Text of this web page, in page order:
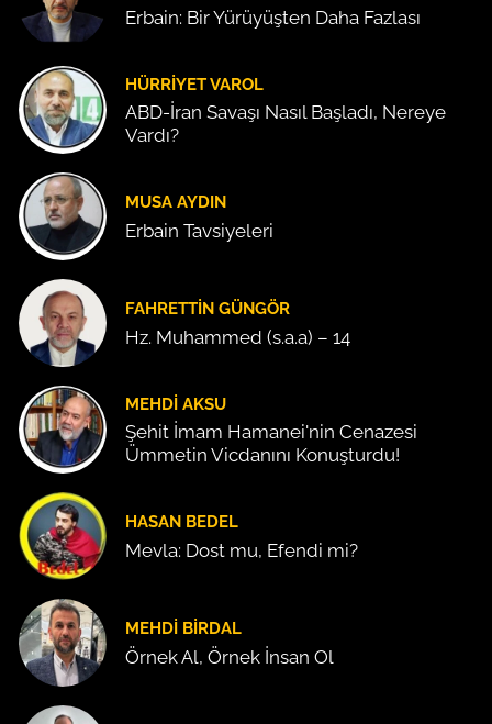
Erbain: Bir Yürüyüşten Daha Fazlası
HÜRRIYET VAROL
ABD-İran Savaşı Nasıl Başladı, Nereye
Vardı?
MUSA AYDIN
Erbain Tavsiyeleri
FAHRETTIN GÜNGÖR
Hz. Muhammed (s.a.a) – 14
MEHDI AKSU
Şehit İmam Hamanei'nin Cenazesi
Ümmetin Vicdanını Konuşturdu!
HASAN BEDEL
Mevla: Dost mu, Efendi mi?
MEHDI BIRDAL
Örnek Al, Örnek İnsan Ol